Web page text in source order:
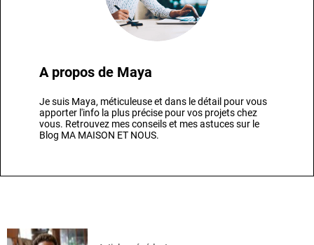
A propos de Maya
Je suis Maya, méticuleuse et dans le détail pour vous
apporter l'info la plus précise pour vos projets chez
vous. Retrouvez mes conseils et mes astuces sur le
Blog MA MAISON ET NOUS.